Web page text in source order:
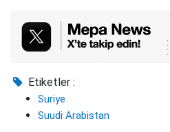
Etiketler :
Suriye
Suudi Arabistan